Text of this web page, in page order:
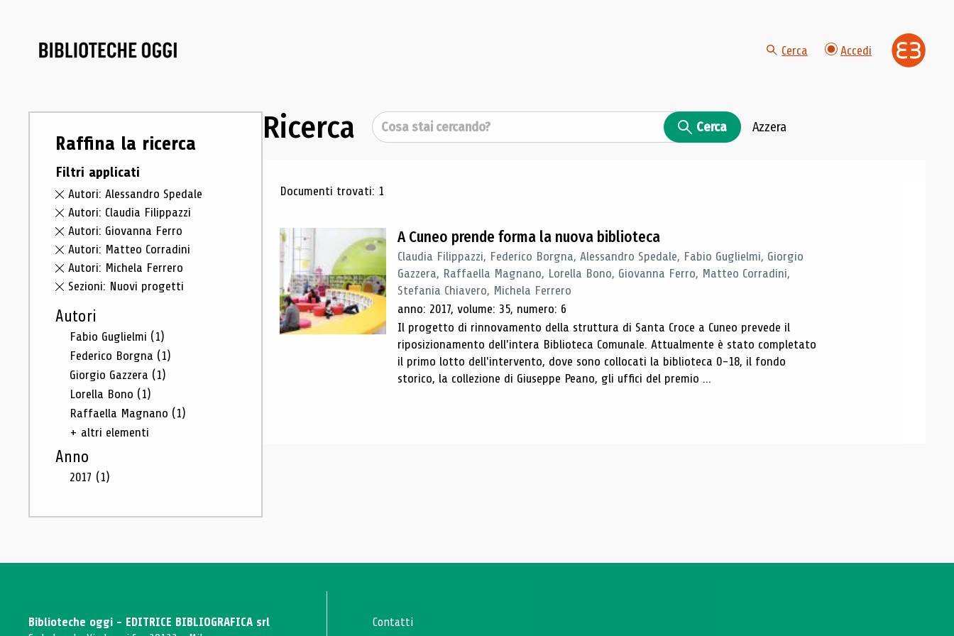
Cerca Accedi
Raffina la ricerca
Filtri applicati
Autori: Alessandro Spedale
Autori: Claudia Filippazzi
Autori: Giovanna Ferro
Autori: Matteo Corradini
Autori: Michela Ferrero
Sezioni: Nuovi progetti
Autori
Fabio Guglielmi (1)
Federico Borgna (1)
Giorgio Gazzera (1)
Lorella Bono (1)
Raffaella Magnano (1)
+ altri elementi
Anno
2017 (1)
Ricerca Cerca Cerca Azzera
Risultati di ricerca
Documenti trovati: 1
A Cuneo prende forma la nuova biblioteca
Claudia Filippazzi, Federico Borgna, Alessandro Spedale, Fabio Guglielmi, Giorgio
Gazzera, Raffaella Magnano, Lorella Bono, Giovanna Ferro, Matteo Corradini,
Stefania Chiavero, Michela Ferrero
anno: 2017, volume: 35, numero: 6
Il progetto di rinnovamento della struttura di Santa Croce a Cuneo prevede il
riposizionamento dell'intera Biblioteca Comunale. Attualmente è stato completato
il primo lotto dell'intervento, dove sono collocati la biblioteca 0-18, il fondo
storico, la collezione di Giuseppe Peano, gli uffici del premio ...
Biblioteche oggi - EDITRICE BIBLIOGRAFICA srl
Contatti